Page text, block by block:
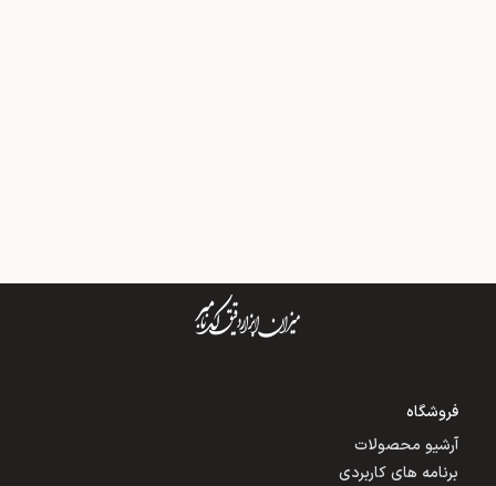
فروشگاه
آرشیو محصولات
برنامه های کاربردی